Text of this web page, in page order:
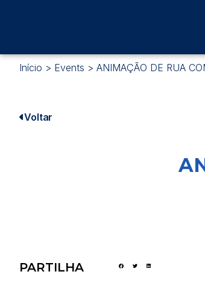
Início > Events > ANIMAÇÃO DE RUA
Voltar
PARTILHA